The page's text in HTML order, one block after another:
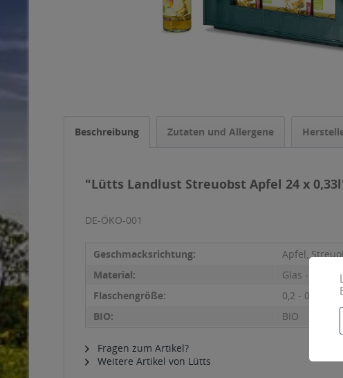
Beschreibung Zutaten und Allergene
"Lütts Landlust Streuobst Apfel 24 x
DE-ÖKO-001
Geschmacksrichtung:
Apfel,
Material:
Glas -
Flaschengröße:
0,2 - 0,33 l
BIO:
BIO
Fragen zum Artikel?
Weitere Artikel von Lütts